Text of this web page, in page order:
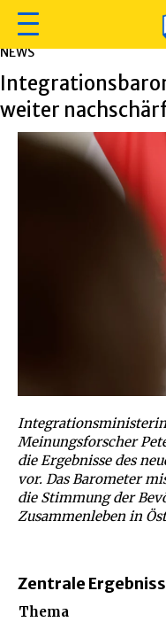
NEWS
weiter
Meinungsforscher
die Ergebnisse des
vor. Das Barometer
die Stimmung der
Zusammenleben in
Zentrale
Thema